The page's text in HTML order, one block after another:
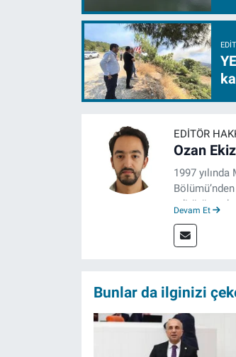
EDITÖR
Ozan Ekiz
1997
editörü,
Devam Et
Bunlar da ilginizi